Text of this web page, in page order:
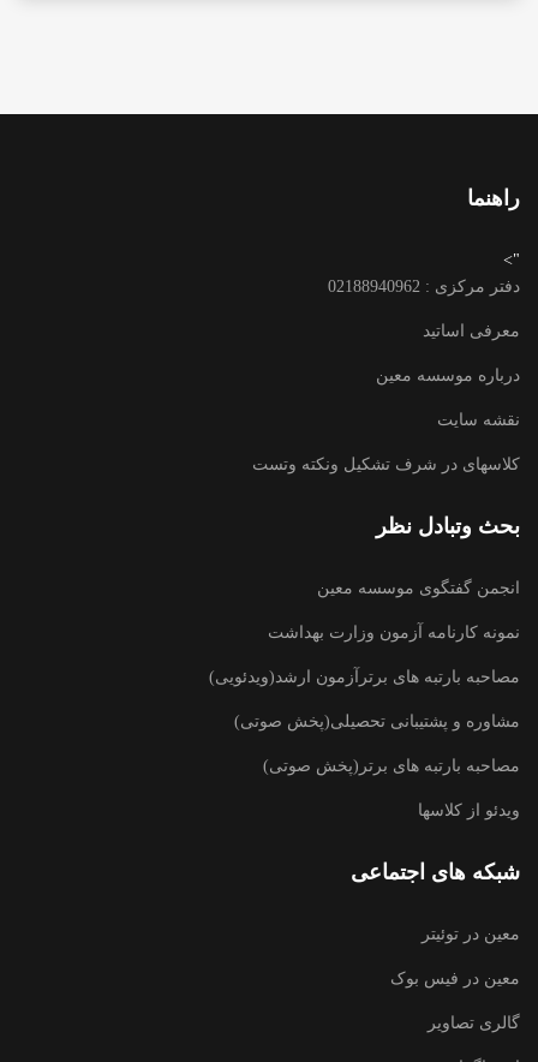
راهنما
">
دفتر مرکزی : 02188940962
معرفی اساتید
درباره موسسه معین
نقشه سایت
کلاسهای در شرف تشکیل ونکته وتست
بحث وتبادل نظر
انجمن گفتگوی موسسه معین
نمونه کارنامه آزمون وزارت بهداشت
مصاحبه بارتبه های برترآزمون ارشد(ویدئویی)
مشاوره و پشتیبانی تحصیلی(پخش صوتی)
مصاحبه بارتبه های برتر(پخش صوتی)
ویدئو از کلاسها
شبکه های اجتماعی
معین در توئیتر
معین در فیس بوک
گالری تصاویر